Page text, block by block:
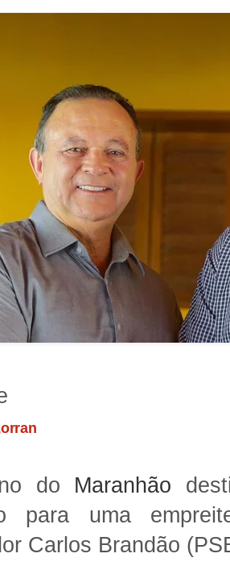
do Maranhão
para uma
Carlos Brandão